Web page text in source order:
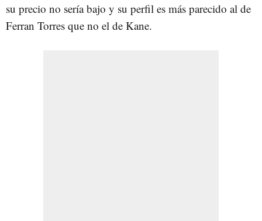
su precio no sería bajo y su perfil es más parecido al de
Ferran Torres que no el de Kane.